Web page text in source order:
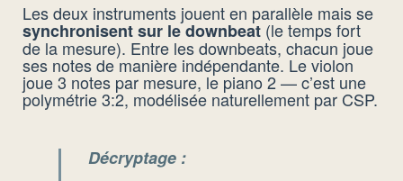
Les deux instruments jouent en parallèle mais se
synchronisent sur le downbeat (le temps fort
de la mesure). Entre les downbeats, chacun joue
ses notes de manière indépendante. Le violon
joue 3 notes par mesure, le piano 2 — c’est une
polymétrie 3:2, modélisée naturellement par CSP.
Décryptage :